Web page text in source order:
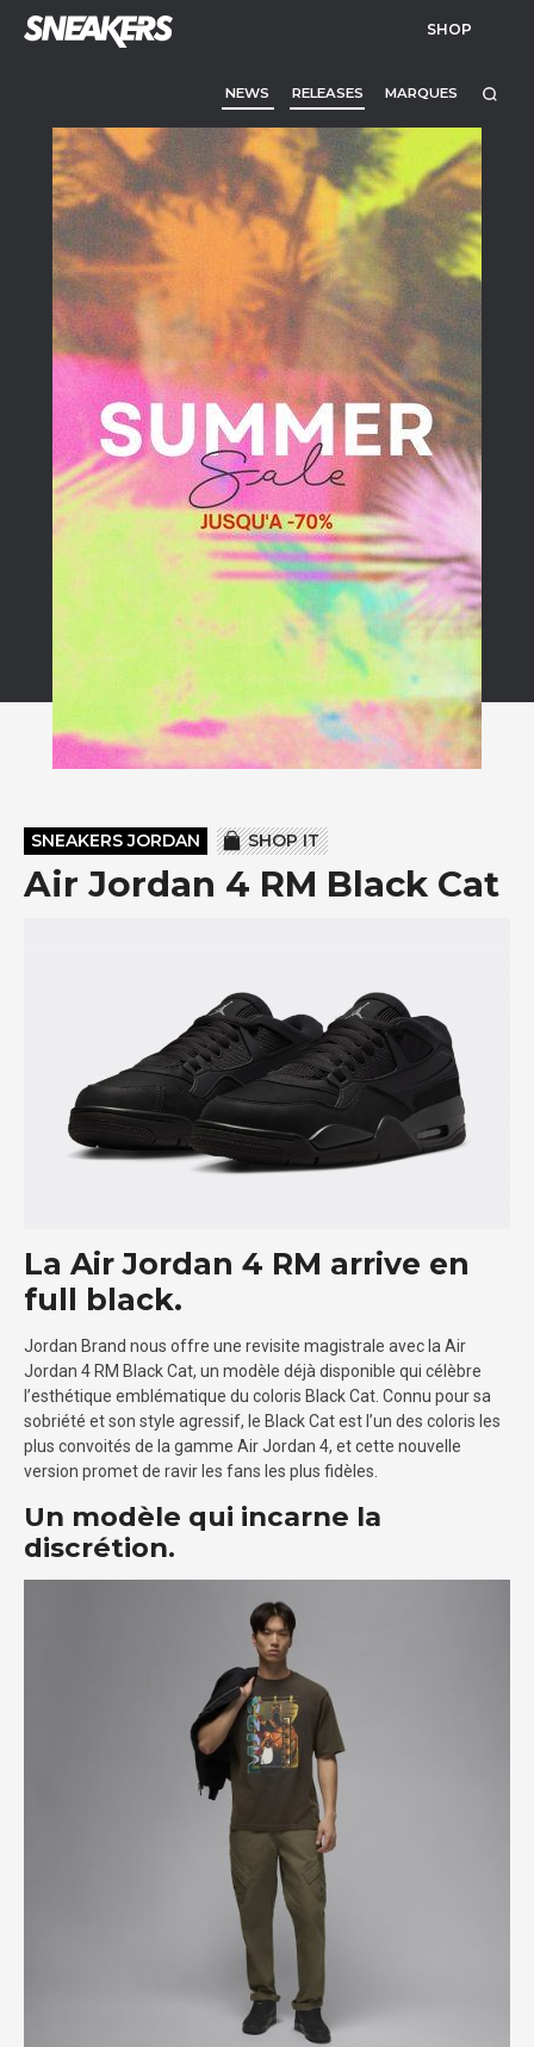
SHOP
NEWS RELEASES MARQUES
SNEAKERS JORDAN SHOP IT
Air Jordan 4 RM Black Cat
La Air Jordan 4 RM arrive en
full black.
Jordan Brand nous offre une revisite magistrale avec la Air
Jordan 4 RM Black Cat, un modèle déjà disponible qui célèbre
l’esthétique emblématique du coloris Black Cat. Connu pour sa
sobriété et son style agressif, le Black Cat est l’un des coloris les
plus convoités de la gamme Air Jordan 4, et cette nouvelle
version promet de ravir les fans les plus fidèles.
Un modèle qui incarne la
discrétion.